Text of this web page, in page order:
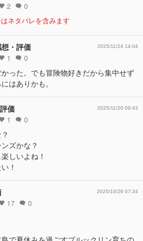
2 0
ネタバレを含みます
・評価
1 0
2025/11/24 14:04
った。でも冒険物好きだから集中せず
はありかも。
価
1 0
2025/11/20 09:43
ズかな？
しいよね！
！
17 0
2025/10/26 07:34